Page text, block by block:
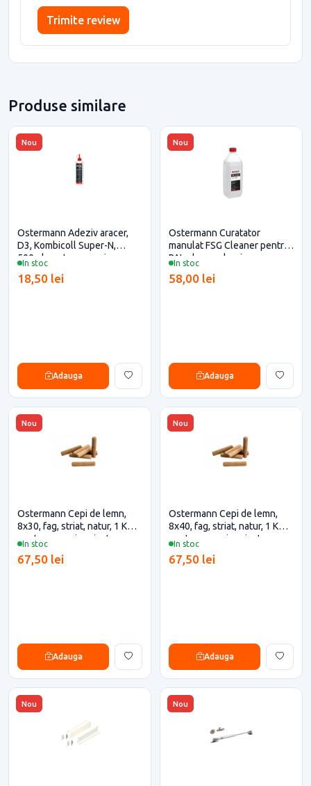
Trimite review
Produse similare
Nou
In stoc
Ostermann Adeziv aracer,
D3, Kombicoll Super-N,
500ml pentru casa si
18,50 lei
Adauga
Nou
In stoc
Ostermann Curatator
manulat FSG Cleaner pentru
PAL, duza pulverizare,
58,00 lei
Adauga
Nou
In stoc
Ostermann Cepi de lemn,
8x30, fag, striat, natur, 1 KG
pentru casa si proiecte
67,50 lei
Adauga
Nou
In stoc
Ostermann Cepi de lemn,
8x40, fag, striat, natur, 1 KG
pentru casa si proiecte
67,50 lei
Adauga
Nou Nou